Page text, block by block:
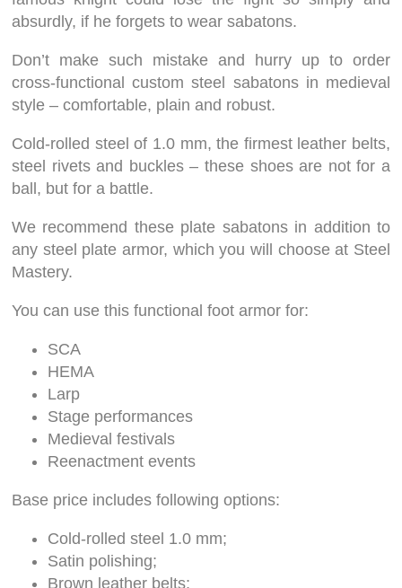
absurdly, if he forgets to wear sabatons.
Don’t make such mistake and hurry up to order
cross-functional custom steel sabatons in medieval
style – comfortable, plain and robust.
Cold-rolled steel of 1.0 mm, the firmest leather belts,
steel rivets and buckles – these shoes are not for a
ball, but for a battle.
We recommend these plate sabatons in addition to
any steel plate armor, which you will choose at Steel
Mastery.
You can use this functional foot armor for:
SCA
HEMA
Larp
Stage performances
Medieval festivals
Reenactment events
Base price includes following options:
Cold-rolled steel 1.0 mm;
Satin polishing;
Brown leather belts;